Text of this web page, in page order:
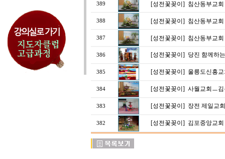
389 [성전꽃꽂이] 침산동부교회
388 [성전꽃꽂이] 침산동부교회
387 [성전꽃꽂이] 침산동부교회
386 [성전꽃꽂이] 당진 함께하
385 [성전꽃꽂이] 울릉도신흥
384 [성전꽃꽂이] 사월교회ㅡ
383 [성전꽃꽂이] 장전 제일교회
382 [성전꽃꽂이] 김포중앙교